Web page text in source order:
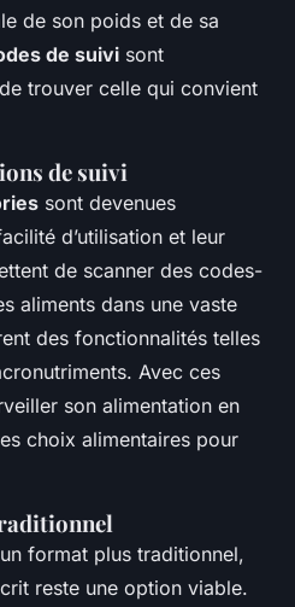
de son poids et de sa
de suivi sont
trouver celle qui convient
de suivi
sont devenues
d’utilisation et leur
de scanner des codes-
aliments dans une vaste
des fonctionnalités telles
Avec ces
son alimentation en
choix alimentaires pour
format plus traditionnel,
reste une option viable.